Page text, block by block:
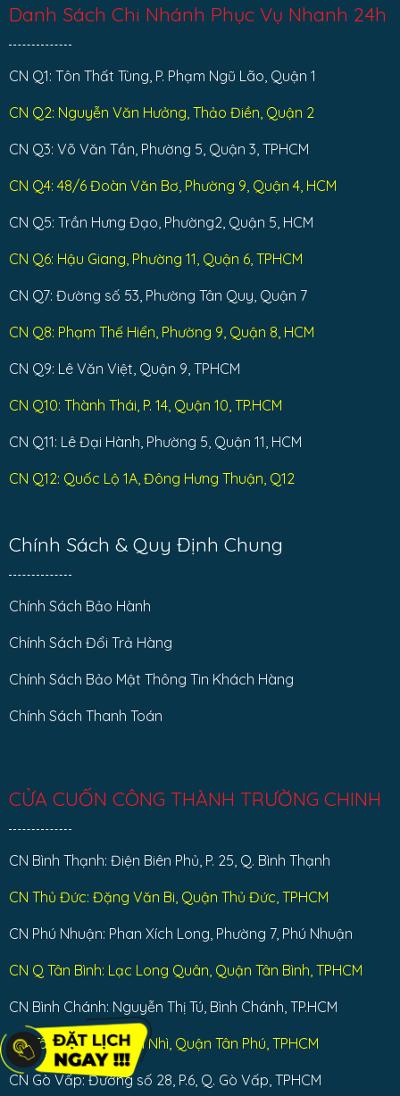
Danh Sách Chi Nhánh Phục Vụ Nhanh 24h
CN Q1: Tôn Thất Tùng, P. Phạm Ngũ Lão, Quận 1
CN Q2: Nguyễn Văn Hưởng, Thảo Điền, Quận 2
CN Q3: Võ Văn Tần, Phường 5, Quận 3, TPHCM
CN Q4: 48/6 Đoàn Văn Bơ, Phường 9, Quận 4, HCM
CN Q5: Trần Hưng Đạo, Phường2, Quận 5, HCM
CN Q6: Hậu Giang, Phường 11, Quận 6, TPHCM
CN Q7: Đường số 53, Phường Tân Quy, Quận 7
CN Q8: Phạm Thế Hiển, Phường 9, Quận 8, HCM
CN Q9: Lê Văn Việt, Quận 9, TPHCM
CN Q10: Thành Thái, P. 14, Quận 10, TP.HCM
CN Q11: Lê Đại Hành, Phường 5, Quận 11, HCM
CN Q12: Quốc Lộ 1A, Đông Hưng Thuận, Q12
Chính Sách & Quy Định Chung
Chính Sách Bảo Hành
Chính Sách Đổi Trả Hàng
Chính Sách Bảo Mật Thông Tin Khách Hàng
Chính Sách Thanh Toán
CỬA CUỐN CÔNG THÀNH TRƯỜNG CHINH
CN Bình Thạnh: Điện Biên Phủ, P. 25, Q. Bình Thạnh
CN Thủ Đức: Đặng Văn Bi, Quận Thủ Đức, TPHCM
CN Phú Nhuận: Phan Xích Long, Phường 7, Phú Nhuận
CN Q Tân Bình: Lạc Long Quân, Quận Tân Bình, TPHCM
CN Bình Chánh: Nguyễn Thị Tú, Bình Chánh, TP.HCM
CN Tân Phú : Tân Sơn Nhì, Quận Tân Phú, TPHCM
CN Gò Vấp: Đường số 28, P.6, Q. Gò Vấp, TPHCM